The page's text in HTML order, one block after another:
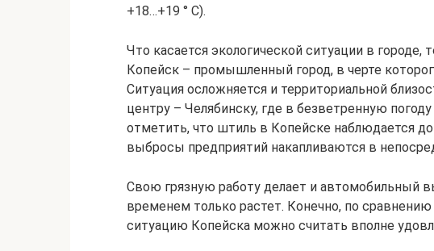
+18…+19 ° С).
Что касается экологической ситуации в городе,
Копейск – промышленный город, в черте
Ситуация осложняется и территориальной
центру – Челябинску, где в безветренную
отметить, что штиль в Копейске наблюдается
выбросы предприятий накапливаются в
Свою грязную работу делает и автомобильный
временем только растет. Конечно, по
ситуацию Копейска можно считать вполне